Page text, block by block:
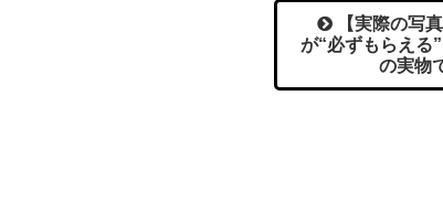
【実際の写
が“必ずもらえる
の実物